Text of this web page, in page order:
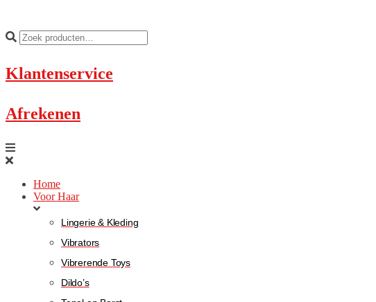
Klantenservice
Afrekenen
Home
Voor Haar
Lingerie & Kleding
Vibrators
Vibrerende Toys
Dildo’s